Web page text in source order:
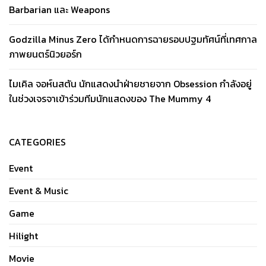
Barbarian และ Weapons
Godzilla Minus Zero ได้กำหนดการฉายรอบปฐมทัศน์ที่เทศกาล
ภาพยนตร์นิวยอร์ก
ไมเคิล จอห์นสตัน นักแสดงนำฝ่ายชายจาก Obsession กำลังอยู่
ในช่วงเจรจาเข้าร่วมทีมนักแสดงของ The Mummy 4
CATEGORIES
Event
Event & Music
Game
Hilight
Movie